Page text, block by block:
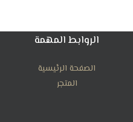
الروابط المهمة
الصفحة الرئيسية
المتجر